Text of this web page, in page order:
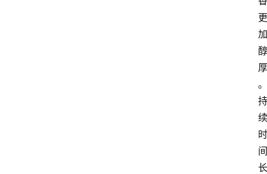
更
加
醇
厚
。
持
续
时
间
长